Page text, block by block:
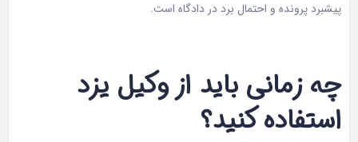
پیشبرد پرونده و احتمال برد در دادگاه است.
چه زمانی باید از وکیل یزد
استفاده کنید؟